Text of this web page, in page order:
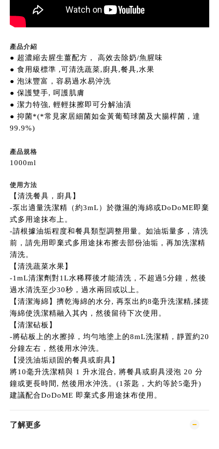
產品介紹
● 超濃縮去腥生薑配方， 高效去除奶/魚腥味
● 食用級標準 ,可清洗蔬菜,廚具,餐具,水果
● 泡沫豐富，容易過水易沖洗
● 保護雙手, 呵護肌膚
● 潔力特強, 輕輕抹擦即可分解油漬
● 抑菌*(*常見家居細菌如金黃葡萄球菌及大腸桿菌 , 達
99.9%)
產品規格
1000ml
使用方法
【清洗餐具，廚具】
-泵出適量洗潔精（約3mL）於微濕的海綿或DoDoME即棄
式多用途抹布上。
-請根據油垢程度和餐具類型調整用量。如油垢量多，清洗
前，請先用即棄式多用途抹布擦去部份油垢，再加洗潔精
清洗。
【清洗蔬菜水果】
-1mL清潔劑對1L水稀釋後才能清洗，不超過5分鐘，然後
過水清洗至少30秒，過水兩回或以上。
【清潔海綿】擠乾海綿的水分, 再泵出約8毫升洗潔精,揉搓
海綿使洗潔精融入其內，然後留待下次使用。
【清潔砧板】
-將砧板上的水擦掉，均勻地塗上的8mL洗潔精，靜置約20
分鐘左右，然後用水沖洗。
【浸洗油垢頑固的餐具或廚具】
將10毫升洗潔精與 1 升水混合, 將餐具或廚具浸泡 20 分
鐘或更長時間, 然後用水沖洗。(1茶匙，大約等於5毫升)
建議配合DoDoME 即棄式多用途抹布使用。
了解更多